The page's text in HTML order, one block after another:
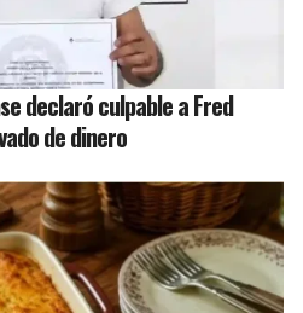
declaró culpable a Fred
de dinero